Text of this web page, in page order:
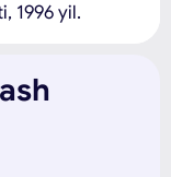
1996 yil.